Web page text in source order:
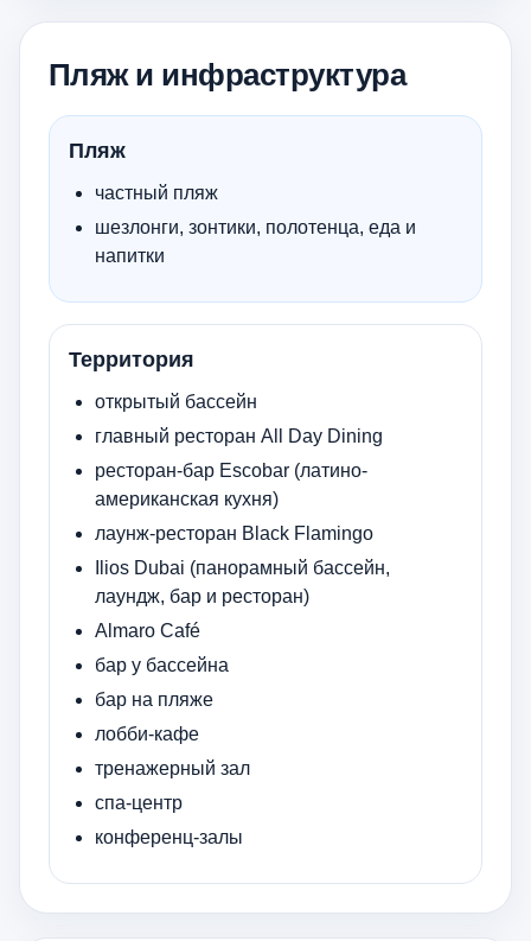
Пляж и инфраструктура
Пляж
частный пляж
шезлонги, зонтики, полотенца, еда и
напитки
Территория
открытый бассейн
главный ресторан All Day Dining
ресторан-бар Escobar (латино-
американская кухня)
лаунж-ресторан Black Flamingo
Ilios Dubai (панорамный бассейн,
лаундж, бар и ресторан)
Almaro Café
бар у бассейна
бар на пляже
лобби-кафе
тренажерный зал
спа-центр
конференц-залы